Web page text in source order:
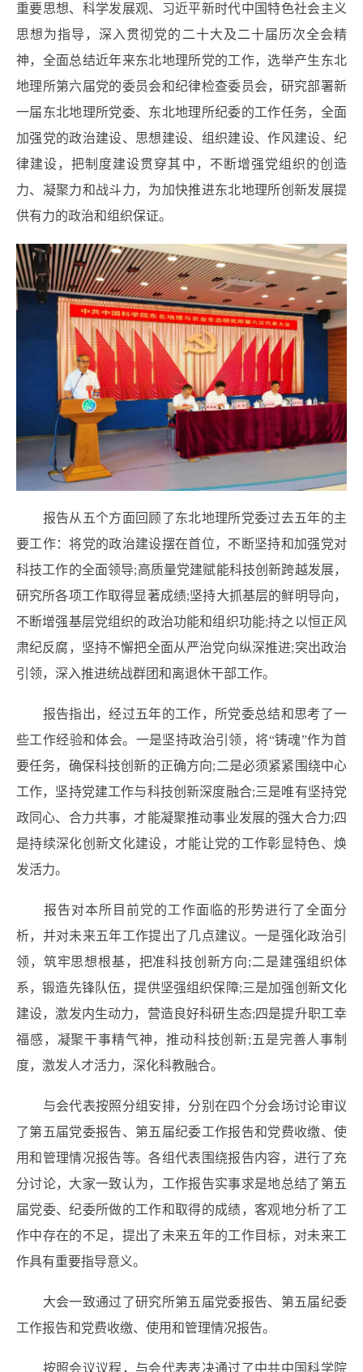
重要思想、科学发展观、习近平新时代中国特色社会主义
思想为指导，深入贯彻党的二十大及二十届历次全会精
神，全面总结近年来东北地理所党的工作，选举产生东北
地理所第六届党的委员会和纪律检查委员会，研究部署新
一届东北地理所党委、东北地理所纪委的工作任务，全面
加强党的政治建设、思想建设、组织建设、作风建设、纪
律建设，把制度建设贯穿其中，不断增强党组织的创造
力、凝聚力和战斗力，为加快推进东北地理所创新发展提
供有力的政治和组织保证。
报告从五个方面回顾了东北地理所党委过去五年的主
要工作：将党的政治建设摆在首位，不断坚持和加强党对
科技工作的全面领导;高质量党建赋能科技创新跨越发展，
研究所各项工作取得显著成绩;坚持大抓基层的鲜明导向，
不断增强基层党组织的政治功能和组织功能;持之以恒正风
肃纪反腐，坚持不懈把全面从严治党向纵深推进;突出政治
引领，深入推进统战群团和离退休干部工作。
报告指出，经过五年的工作，所党委总结和思考了一
些工作经验和体会。一是坚持政治引领，将“铸魂”作为首
要任务，确保科技创新的正确方向;二是必须紧紧围绕中心
工作，坚持党建工作与科技创新深度融合;三是唯有坚持党
政同心、合力共事，才能凝聚推动事业发展的强大合力;四
是持续深化创新文化建设，才能让党的工作彰显特色、焕
发活力。
报告对本所目前党的工作面临的形势进行了全面分
析，并对未来五年工作提出了几点建议。一是强化政治引
领，筑牢思想根基，把准科技创新方向;二是建强组织体
系，锻造先锋队伍，提供坚强组织保障;三是加强创新文化
建设，激发内生动力，营造良好科研生态;四是提升职工幸
福感，凝聚干事精气神，推动科技创新;五是完善人事制
度，激发人才活力，深化科教融合。
与会代表按照分组安排，分别在四个分会场讨论审议
了第五届党委报告、第五届纪委工作报告和党费收缴、使
用和管理情况报告等。各组代表围绕报告内容，进行了充
分讨论，大家一致认为，工作报告实事求是地总结了第五
届党委、纪委所做的工作和取得的成绩，客观地分析了工
作中存在的不足，提出了未来五年的工作目标，对未来工
作具有重要指导意义。
大会一致通过了研究所第五届党委报告、第五届纪委
工作报告和党费收缴、使用和管理情况报告。
按照会议议程，与会代表表决通过了中共中国科学院